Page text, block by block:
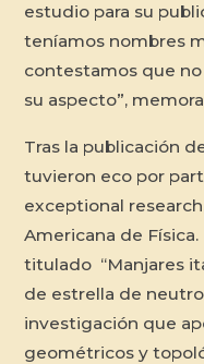
estudio para su
teníamos nombres
contestamos que
su aspecto”,
Tras la publicación
tuvieron eco por
exceptional research
Americana de
titulado “Manjares
de estrella de
investigación que
geométricos y